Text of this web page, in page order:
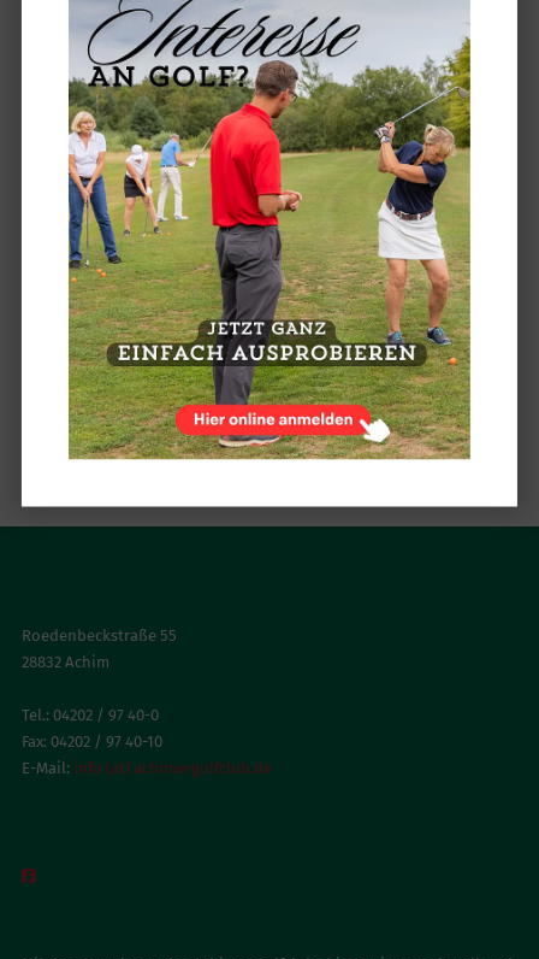
Platzierten den wohlverdienten Applaus der
noch zahlreich anwesenden Herrengolfer
entgegennehmen. Bei einem Fließstart von
12:30 bis 15:40 Uhr ist das nicht
selbstverständlich, zumal der letzte Flight
erst nach 20 Uhr das Clubhaus erreichte und
die Siegerehrung sich daran anschloss.
Danke dafür an alle Herrengolfer.
Nächste Woche steht ein Turnierhighlight
der Saison an. Unser Pro Boris Bollmann
lässt es sich nehmen wieder ein Turnier der
Achimer Herrengolfer als Sponsor zu
begleiten. Wie es aktuell aussieht werden
auch am 7. Mai wieder 60 Hemigos den
Kampf gegen den Platz aufnehmen.
zurück
Roedenbeckstraße 55
28832 Achim
Tel.: 04202 / 97 40-0
Fax: 04202 / 97 40-10
E-Mail: info (at) achimergolfclub.de
